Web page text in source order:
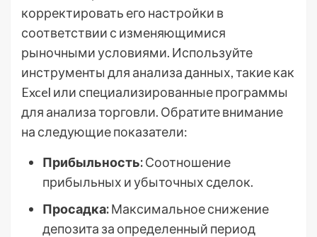
корректировать его настройки в
соответствии с изменяющимися
рыночными условиями. Используйте
инструменты для анализа данных, такие как
Excel или специализированные программы
для анализа торговли. Обратите внимание
на следующие показатели:
Прибыльность:Соотношение
прибыльных и убыточных сделок.
Просадка:Максимальное снижение
депозита за определенный период